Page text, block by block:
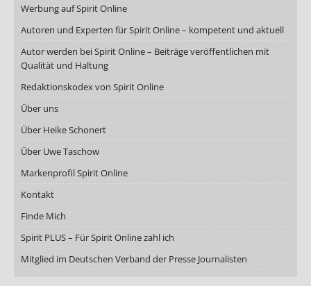
Werbung auf Spirit Online
Autoren und Experten für Spirit Online – kompetent und aktuell
Autor werden bei Spirit Online – Beiträge veröffentlichen mit
Qualität und Haltung
Redaktionskodex von Spirit Online
Über uns
Über Heike Schonert
Über Uwe Taschow
Markenprofil Spirit Online
Kontakt
Finde Mich
Spirit PLUS – Für Spirit Online zahl ich
Mitglied im Deutschen Verband der Presse Journalisten